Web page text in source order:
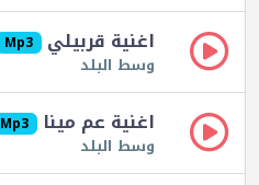
اغنية قربيلي Mp3
وسط البلد
اغنية عم مينا Mp3
وسط البلد